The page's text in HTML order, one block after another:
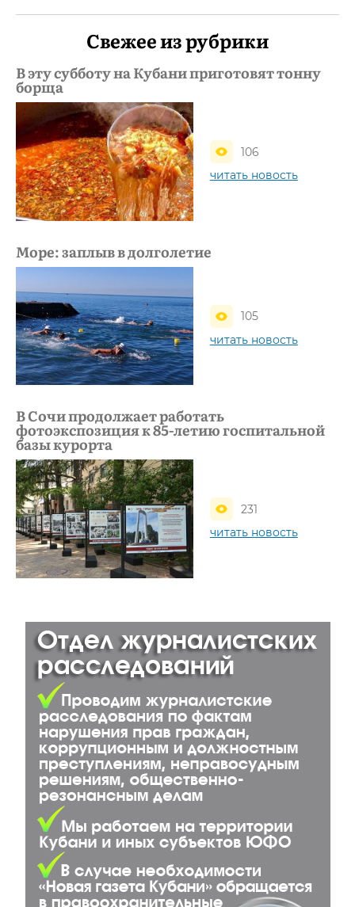
Свежее из рубрики
В эту субботу на Кубани приготовят тонну
борща
106
читать новость
Море: заплыв в долголетие
105
читать новость
В Сочи продолжает работать
фотоэкспозиция к 85-летию госпитальной
базы курорта
231
читать новость